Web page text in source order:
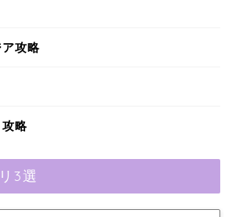
攻略
略
3選